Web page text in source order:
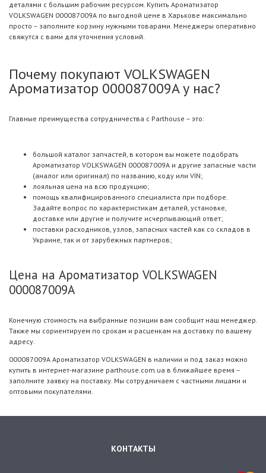
деталями с большим рабочим ресурсом. Купить Ароматизатор
VOLKSWAGEN 000087009A по выгодной цене в Харькове максимально
просто – заполните корзину нужными товарами. Менеджеры оперативно
свяжутся с вами для уточнения условий.
Почему покупают VOLKSWAGEN
Ароматизатор 000087009A у нас?
Главные преимущества сотрудничества с Parthouse – это:
большой каталог запчастей, в котором вы можете подобрать
Ароматизатор VOLKSWAGEN 000087009A и другие запасные части
(аналог или оригинал) по названию, коду или VIN;
лояльная цена на всю продукцию;
помощь квалифицированного специалиста при подборе.
Задайте вопрос по характеристикам деталей, установке,
доставке или другие и получите исчерпывающий ответ;
поставки расходников, узлов, запасных частей как со складов в
Украине, так и от зарубежных партнеров;
Цена на Ароматизатор VOLKSWAGEN
000087009A
Конечную стоимость на выбранные позиции вам сообщит наш менеджер.
Также мы сориентируем по срокам и расценкам на доставку по вашему
адресу.
000087009A Ароматизатор VOLKSWAGEN в наличии и под заказ можно
купить в интернет-магазине parthouse.com.ua в ближайшее время –
заполните заявку на поставку. Мы сотрудничаем с частными лицами и
оптовыми покупателями.
КОНТАКТЫ